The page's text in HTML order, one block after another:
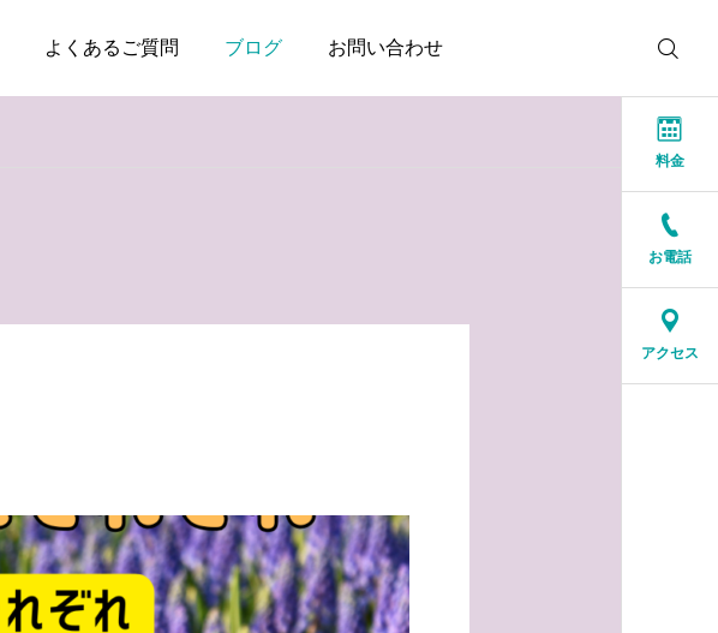
よくあるご質問 ブログ お問い合わせ
結婚相談所に来る人は、
料金
お電話
アクセス